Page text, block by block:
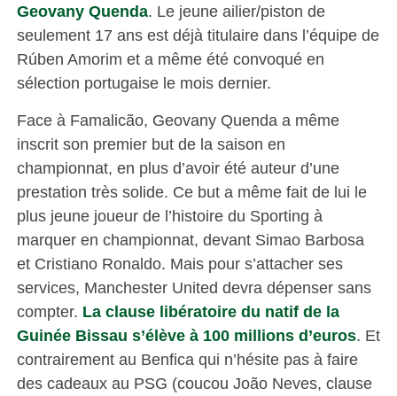
Geovany Quenda. Le jeune ailier/piston de
seulement 17 ans est déjà titulaire dans l’équipe de
Rúben Amorim et a même été convoqué en
sélection portugaise le mois dernier.
Face à Famalicão, Geovany Quenda a même
inscrit son premier but de la saison en
championnat, en plus d’avoir été auteur d’une
prestation très solide. Ce but a même fait de lui le
plus jeune joueur de l’histoire du Sporting à
marquer en championnat, devant Simao Barbosa
et Cristiano Ronaldo. Mais pour s’attacher ses
services, Manchester United devra dépenser sans
compter. La clause libératoire du natif de la
Guinée Bissau s’élève à 100 millions d’euros. Et
contrairement au Benfica qui n’hésite pas à faire
des cadeaux au PSG (coucou João Neves, clause